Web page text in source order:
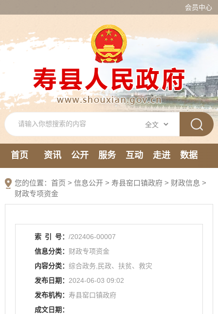
会员中心
首页 资讯 公开 服务 互动 走进
数据
您的位置： 首页 > 信息公开 > 寿县窑口镇政府 > 财政信息 >
财政专项资金
索 引 号： /202406-00007
信息分类： 财政专项资金
内容分类： 综合政务,民政、扶贫、救灾
发布日期： 2024-06-03 09:02
发布机构： 寿县窑口镇政府
成文日期：